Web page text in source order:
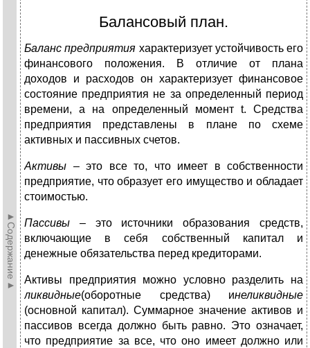
►Содержание►
Балансовый план.
Баланс предприятия характеризует устойчивость его
финансового положения. В отличие от плана
доходов и расходов он характеризует финансовое
состояние предприятия не за определенный период
времени, а на определенный момент t. Средства
предприятия представлены в плане по схеме
активных и пассивных счетов.
Активы – это все то, что имеет в собственности
предприятие, что образует его имущество и обладает
стоимостью.
Пассивы – это источники образования средств,
включающие в себя собственный капитал и
денежные обязательства перед кредиторами.
Активы предприятия можно условно разделить на
ликвидные(оборотные средства) инеликвидные
(основной капитал). Суммарное значение активов и
пассивов всегда должно быть равно. Это означает,
что предприятие за все, что оно имеет должно или